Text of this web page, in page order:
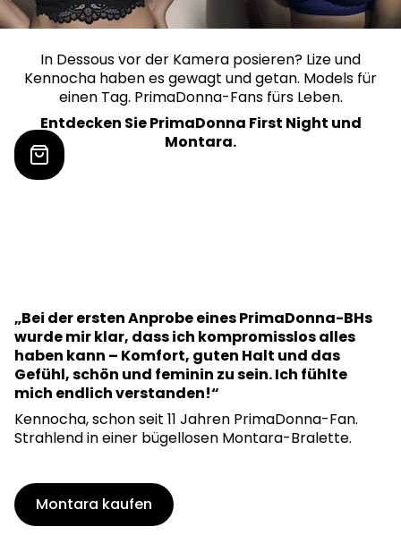
In Dessous vor der Kamera posieren? Lize und
Kennocha haben es gewagt und getan. Models für
einen Tag. PrimaDonna-Fans fürs Leben.
Entdecken Sie PrimaDonna First Night und
Montara.
„Bei der ersten Anprobe eines PrimaDonna-BHs
wurde mir klar, dass ich kompromisslos alles
haben kann – Komfort, guten Halt und das
Gefühl, schön und feminin zu sein. Ich fühlte
mich endlich verstanden!“
Kennocha, schon seit 11 Jahren PrimaDonna-Fan.
Strahlend in einer bügellosen Montara-Bralette.
Montara kaufen